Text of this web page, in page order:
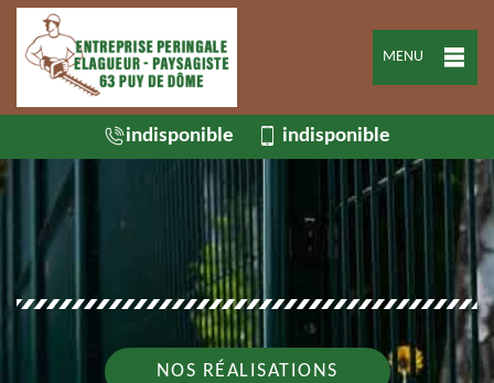
MENU
indisponible indisponible
NOS RÉALISATIONS